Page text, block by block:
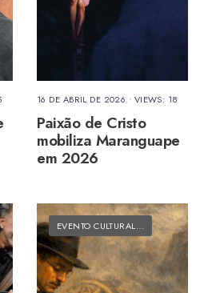
16 DE ABRIL DE 2026 • VIEWS: 18
Paixão de Cristo
mobiliza Maranguape
em 2026
DO FOLK EVENTO CULTURAL
• MATÉRIAS